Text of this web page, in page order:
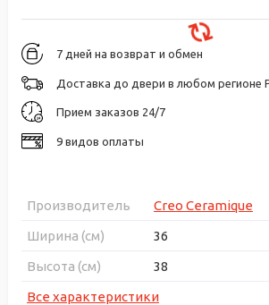
7 дней на возврат и обмен
Доставка до двери в любом регионе
Прием заказов 24/7
9 видов оплаты
Производитель
Creo Ceramique
Ширина (см)
36
Высота (см)
38
Все характеристики